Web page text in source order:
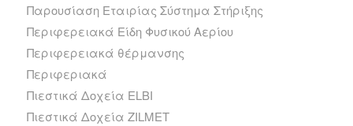
Παρουσίαση Εταιρίας Σύστημα Στήριξης
Περιφερειακά Είδη Φυσικού Αερίου
Περιφερειακά θέρμανσης
Περιφεριακά
Πιεστικά Δοχεία ELBI
Πιεστικά Δοχεία ZILMET